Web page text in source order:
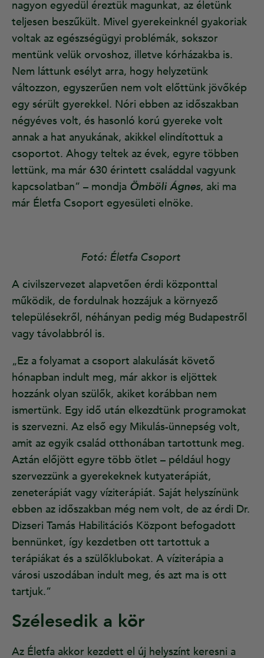
nagyon egyedül éreztük magunkat, az életünk
teljesen beszűkült. Mivel gyerekeinknél gyakoriak
voltak az egészségügyi problémák, sokszor
mentünk velük orvoshoz, illetve kórházakba is.
Nem láttunk esélyt arra, hogy helyzetünk
változzon, egyszerűen nem volt előttünk jövőkép
egy sérült gyerekkel. Nóri ebben az időszakban
négyéves volt, és hasonló korú gyereke volt
annak a hat anyukának, akikkel elindítottuk a
csoportot. Ahogy teltek az évek, egyre többen
lettünk, ma már 630 érintett családdal vagyunk
kapcsolatban” – mondja Ömböli Ágnes, aki ma
már Életfa Csoport egyesületi elnöke.
Fotó: Életfa Csoport
A civilszervezet alapvetően érdi központtal
működik, de fordulnak hozzájuk a környező
településekről, néhányan pedig még Budapestről
vagy távolabbról is.
„Ez a folyamat a csoport alakulását követő
hónapban indult meg, már akkor is eljöttek
hozzánk olyan szülők, akiket korábban nem
ismertünk. Egy idő után elkezdtünk programokat
is szervezni. Az első egy Mikulás-ünnepség volt,
amit az egyik család otthonában tartottunk meg.
Aztán előjött egyre több ötlet – például hogy
szervezzünk a gyerekeknek kutyaterápiát,
zeneterápiát vagy víziterápiát. Saját helyszínünk
ebben az időszakban még nem volt, de az érdi Dr.
Dizseri Tamás Habilitációs Központ befogadott
bennünket, így kezdetben ott tartottuk a
terápiákat és a szülőklubokat. A víziterápia a
városi uszodában indult meg, és azt ma is ott
tartjuk.”
Szélesedik a kör
Az Életfa akkor kezdett el új helyszínt keresni a